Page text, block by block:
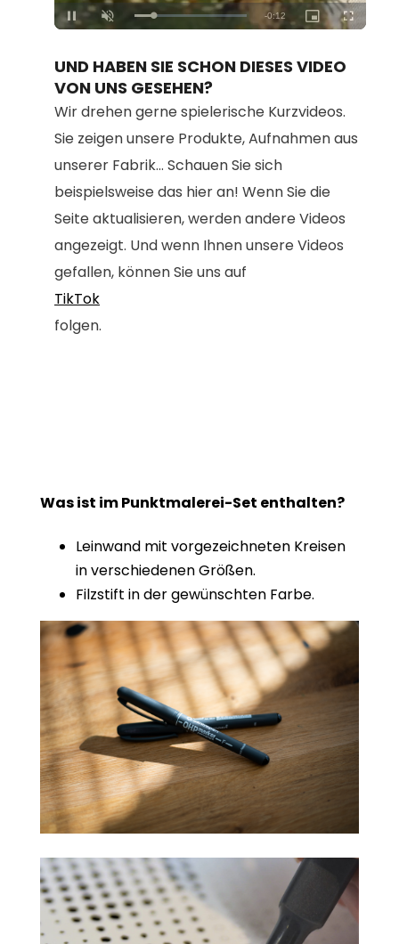
Unmute Loaded:
100.00%
UND HABEN SIE SCHON DIESES VIDEO
VON UNS GESEHEN?
Wir drehen gerne spielerische Kurzvideos.
Sie zeigen unsere Produkte, Aufnahmen aus
unserer Fabrik... Schauen Sie sich
beispielsweise das hier an! Wenn Sie die
Seite aktualisieren, werden andere Videos
angezeigt. Und wenn Ihnen unsere Videos
gefallen, können Sie uns auf
TikTok
folgen.
Was ist im Punktmalerei-Set enthalten?
Leinwand mit vorgezeichneten Kreisen
in verschiedenen Größen.
Filzstift in der gewünschten Farbe.